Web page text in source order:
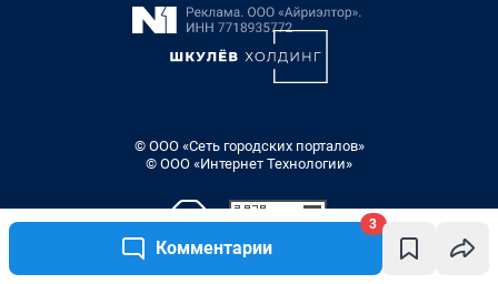
Комментарии
3
© ООО «Сеть городских порталов»
© ООО «Интернет Технологии»